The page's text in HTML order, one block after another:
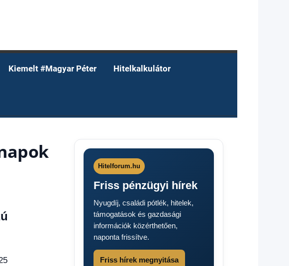
Kiemelt #Magyar Péter Hitelkalkulátor
Hitelforum.hu
Friss pénzügyi hírek
Nyugdíj, családi pótlék, hitelek,
támogatások és gazdasági
információk közérthetően,
naponta frissítve.
Friss hírek megnyitása